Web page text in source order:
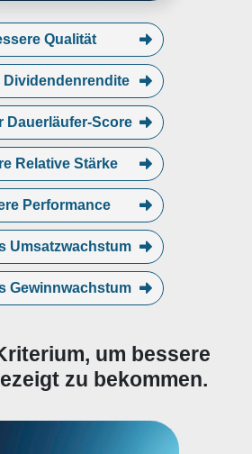
Qualität
Dividendenrendite
Dauerläufer-Score
Relative Stärke
Performance
Umsatzwachstum
Gewinnwachstum
um bessere
zu bekommen.